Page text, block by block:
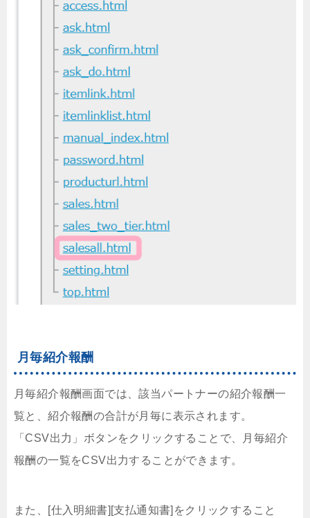
月毎紹介報酬
月毎紹介報酬画面では、該当パートナーの紹介報酬一
覧と、紹介報酬の合計が月毎に表示されます。
「CSV出力」ボタンをクリックすることで、月毎紹介
報酬の一覧をCSV出力することができます。
また、[仕入明細書][支払通知書]をクリックすること